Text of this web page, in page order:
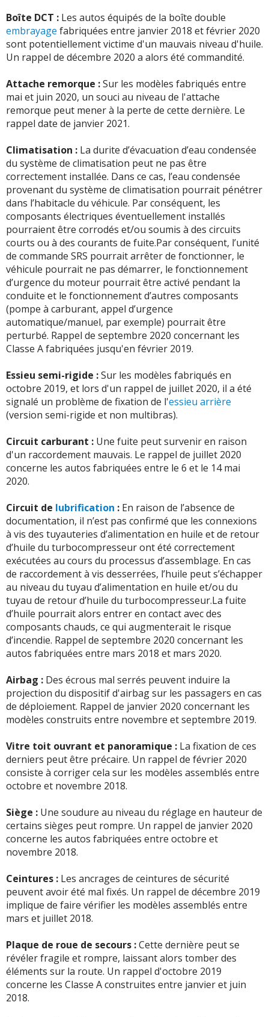
Boîte DCT : Les autos équipés de la boîte double
embrayage fabriquées entre janvier 2018 et février 2020
sont potentiellement victime d'un mauvais niveau d'huile.
Un rappel de décembre 2020 a alors été commandité.
Attache remorque :Sur les modèles fabriqués entre
mai et juin 2020, un souci au niveau de l'attache
remorque peut mener à la perte de cette dernière. Le
rappel date de janvier 2021.
Climatisation : La durite d’évacuation d’eau condensée
du système de climatisation peut ne pas être
correctement installée. Dans ce cas, l’eau condensée
provenant du système de climatisation pourrait pénétrer
dans l’habitacle du véhicule. Par conséquent, les
composants électriques éventuellement installés
pourraient être corrodés et/ou soumis à des circuits
courts ou à des courants de fuite.Par conséquent, l’unité
de commande SRS pourrait arrêter de fonctionner, le
véhicule pourrait ne pas démarrer, le fonctionnement
d’urgence du moteur pourrait être activé pendant la
conduite et le fonctionnement d’autres composants
(pompe à carburant, appel d’urgence
automatique/manuel, par exemple) pourrait être
perturbé. Rappel de septembre 2020 concernant les
Classe A fabriquées jusqu'en février 2019.
Essieu semi-rigide :Sur les modèles fabriqués en
octobre 2019, et lors d'un rappel de juillet 2020, il a été
signalé un problème de fixation de l'essieu arrière
(version semi-rigide et non multibras).
Circuit carburant : Une fuite peut survenir en raison
d'un raccordement mauvais. Le rappel de juillet 2020
concerne les autos fabriquées entre le 6 et le 14 mai
2020.
Circuit de lubrification : En raison de l’absence de
documentation, il n’est pas confirmé que les connexions
à vis des tuyauteries d’alimentation en huile et de retour
d’huile du turbocompresseur ont été correctement
exécutées au cours du processus d’assemblage. En cas
de raccordement à vis desserrées, l’huile peut s’échapper
au niveau du tuyau d’alimentation en huile et/ou du
tuyau de retour d’huile du turbocompresseur.La fuite
d’huile pourrait alors entrer en contact avec des
composants chauds, ce qui augmenterait le risque
d’incendie. Rappel de septembre 2020 concernant les
autos fabriquées entre mars 2018 et mars 2020.
Airbag : Des écrous mal serrés peuvent induire la
projection du dispositif d'airbag sur les passagers en cas
de déploiement. Rappel de janvier 2020 concernant les
modèles construits entre novembre et septembre 2019.
Vitre toit ouvrant et panoramique : La fixation de ces
derniers peut être précaire. Un rappel de février 2020
consiste à corriger cela sur les modèles assemblés entre
octobre et novembre 2018.
Siège : Une soudure au niveau du réglage en hauteur de
certains sièges peut rompre. Un rappel de janvier 2020
concerne les autos fabriquées entre octobre et
novembre 2018.
Ceintures : Les ancrages de ceintures de sécurité
peuvent avoir été mal fixés. Un rappel de décembre 2019
implique de faire vérifier les modèles assemblés entre
mars et juillet 2018.
Plaque de roue de secours :Cette dernière peut se
révéler fragile et rompre, laissant alors tomber des
éléments sur la route. Un rappel d'octobre 2019
concerne les Classe A construites entre janvier et juin
2018.